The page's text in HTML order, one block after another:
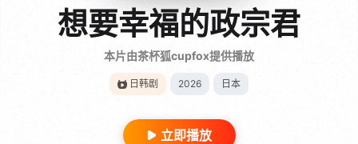
想要幸福的政宗君
本片由茶杯狐cupfox提供播放
日韩剧 2026 日本
立即播放